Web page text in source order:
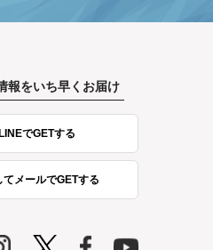
報をいち早くお届け
でGETする
てメールでGETする